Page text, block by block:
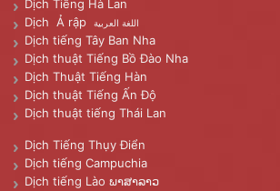
Dịch Tiếng Hà Lan
Dịch Ả rập
اللغة العربية
Dịch tiếng Tây Ban Nha
Dịch thuật Tiếng Bồ Đào Nha
Dịch Thuật Tiếng Hàn
Dịch thuật Tiếng Ấn Độ
Dịch thuật tiếng Thái Lan
Dịch Tiếng Thụy Điển
Dịch tiếng Campuchia
Dịch tiếng Lào ພາສາລາວ